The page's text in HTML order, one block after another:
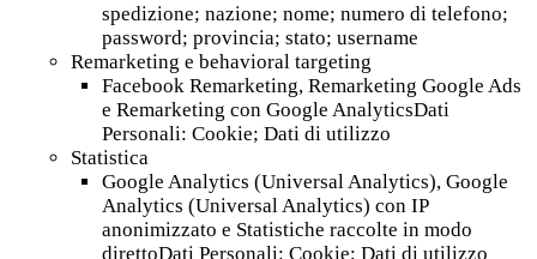
spedizione; nazione; nome; numero di telefono;
password; provincia; stato; username
Remarketing e behavioral targeting
Facebook Remarketing, Remarketing Google Ads
e Remarketing con Google AnalyticsDati
Personali: Cookie; Dati di utilizzo
Statistica
Google Analytics (Universal Analytics), Google
Analytics (Universal Analytics) con IP
anonimizzato e Statistiche raccolte in modo
direttoDati Personali: Cookie; Dati di utilizzo